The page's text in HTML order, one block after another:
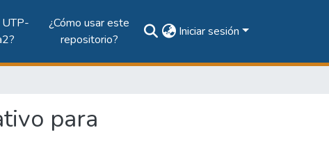
UTP-
¿Cómo usar este
repositorio?
Iniciar sesión
para